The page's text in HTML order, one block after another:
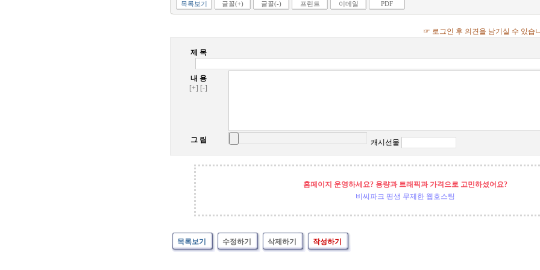
목록보기 글꼴(+) 글꼴(-) 프린트 이메일 PDF
☞ 로그인 후 의견을 남기실 수 있습
제 목
내 용
[+] [-]
그 림 캐시선물
홈페이지 운영하세요? 용량과 트래픽과 가격으로 고민하셨어요?
비씨파크 평생 무제한 웹호스팅
목록보기 수정하기 삭제하기 작성하기